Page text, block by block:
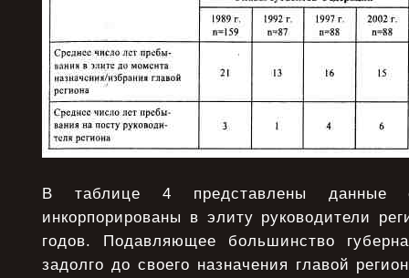
В таблице 4 представлены
инкорпорированы в элиту руководители
годов. Подавляющее большинство
задолго до своего назначения главой